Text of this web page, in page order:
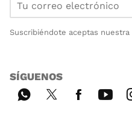
Suscribiéndote aceptas nuestra
SÍGUENOS